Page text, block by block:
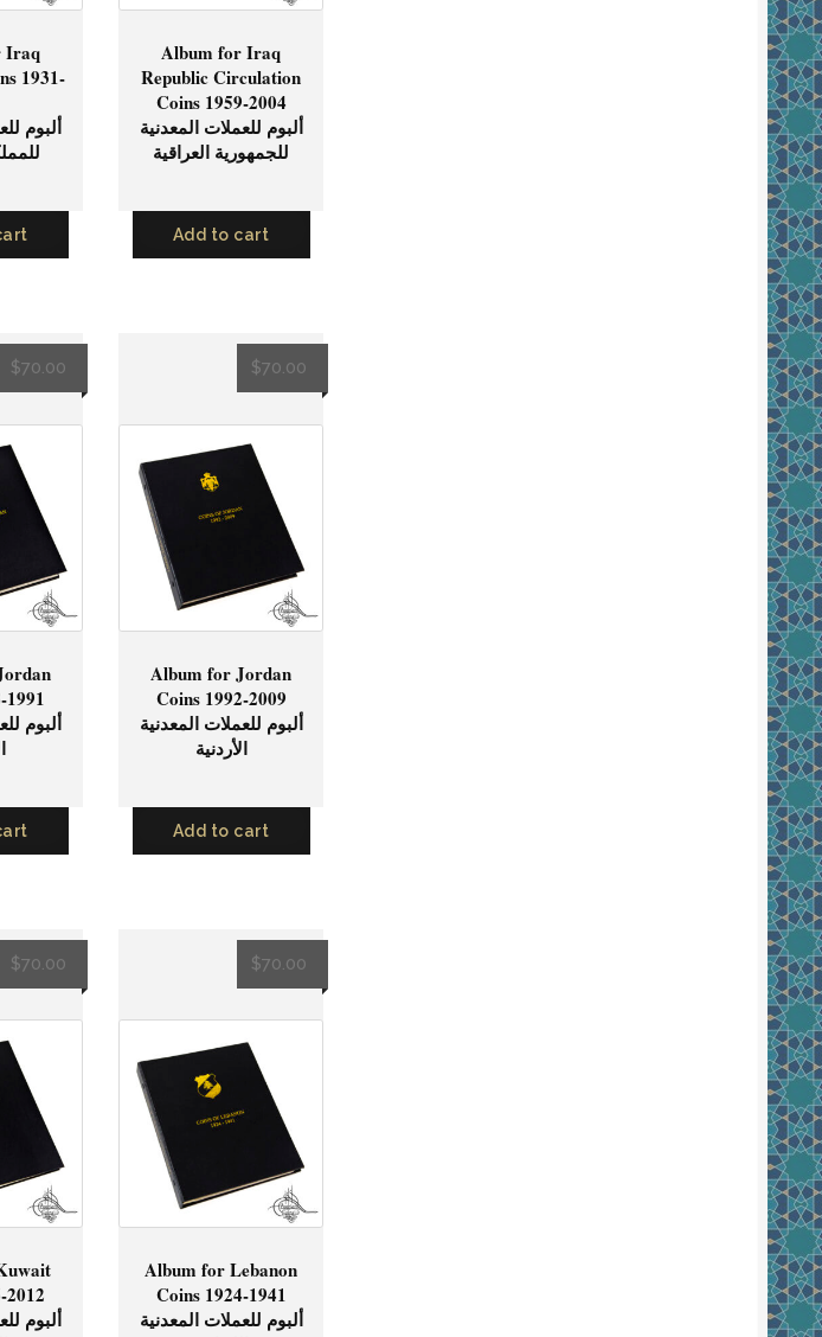
Iraq
1931-
ألبوم
Album for Iraq
Republic Circulation
Coins 1959-2004
ألبوم للعملات المعدنية
للجمهورية العراقية
Add to cart
1991
ألبوم
$70.00
Album for Jordan
Coins 1992-2009
ألبوم للعملات المعدنية
الأردنية
$70.00
Add to cart
2012
ألبوم
$70.00
Album for Lebanon
Coins 1924-1941
ألبوم للعملات المعدنية
$70.00